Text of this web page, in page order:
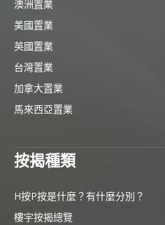
澳洲置業
美國置業
英國置業
台灣置業
加拿大置業
馬來西亞置業
按揭種類
H按P按是什麼？有什麼分別？
樓宇按揭總覽